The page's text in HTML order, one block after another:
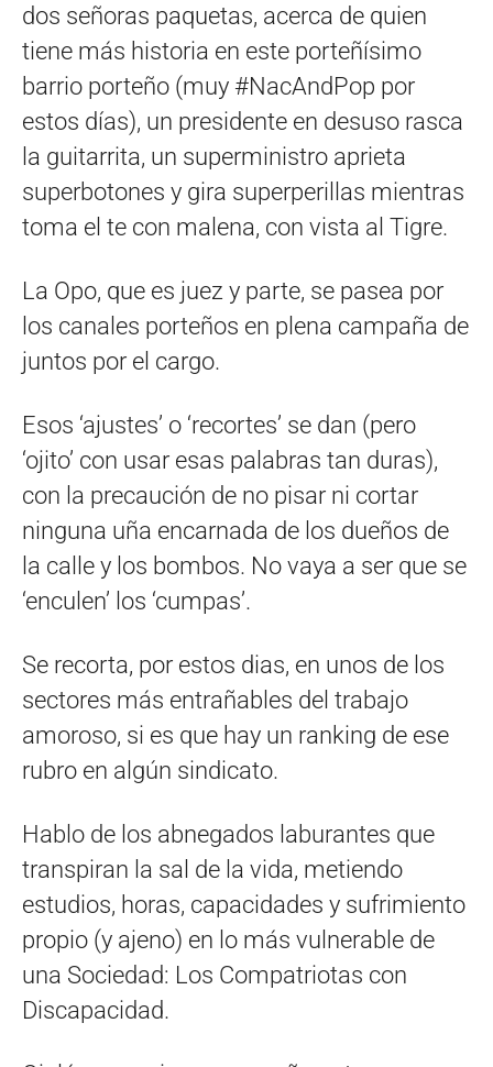
dos señoras paquetas, acerca de quien
tiene más historia en este porteñísimo
barrio porteño (muy #NacAndPop por
estos días), un presidente en desuso rasca
la guitarrita, un superministro aprieta
superbotones y gira superperillas mientras
toma el te con malena, con vista al Tigre.
La Opo, que es juez y parte, se pasea por
los canales porteños en plena campaña de
juntos por el cargo.
Esos ‘ajustes’ o ‘recortes’ se dan (pero
‘ojito’ con usar esas palabras tan duras),
con la precaución de no pisar ni cortar
ninguna uña encarnada de los dueños de
la calle y los bombos. No vaya a ser que se
‘enculen’ los ‘cumpas’.
Se recorta, por estos dias, en unos de los
sectores más entrañables del trabajo
amoroso, si es que hay un ranking de ese
rubro en algún sindicato.
Hablo de los abnegados laburantes que
transpiran la sal de la vida, metiendo
estudios, horas, capacidades y sufrimiento
propio (y ajeno) en lo más vulnerable de
una Sociedad: Los Compatriotas con
Discapacidad.